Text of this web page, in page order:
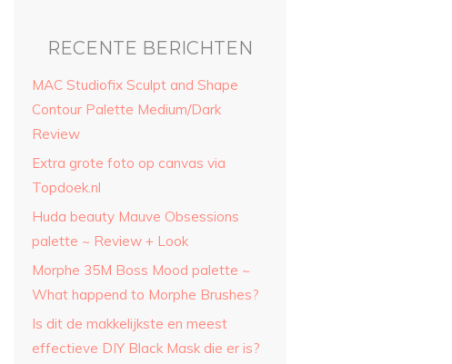
RECENTE BERICHTEN
MAC Studiofix Sculpt and Shape
Contour Palette Medium/Dark
Review
Extra grote foto op canvas via
Topdoek.nl
Huda beauty Mauve Obsessions
palette ~ Review + Look
Morphe 35M Boss Mood palette ~
What happend to Morphe Brushes?
Is dit de makkelijkste en meest
effectieve DIY Black Mask die er is?